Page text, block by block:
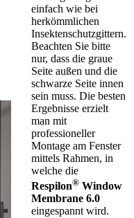
einfach wie bei
herkömmlichen
Insektenschutzgittern.
Beachten Sie bitte
nur, dass die graue
Seite außen und die
schwarze Seite innen
sein muss. Die besten
Ergebnisse erzielt
man mit
professioneller
Montage am Fenster
mittels Rahmen, in
welche die
Respilon® Window
Membrane 6.0
eingespannt wird.